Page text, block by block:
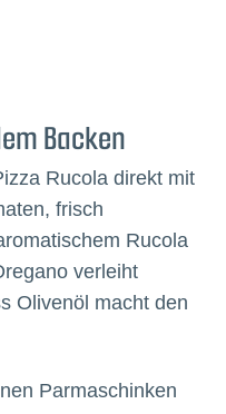
Backen
Rucola direkt mit
frisch
Rucola
verleiht
Olivenöl macht den
Parmaschinken